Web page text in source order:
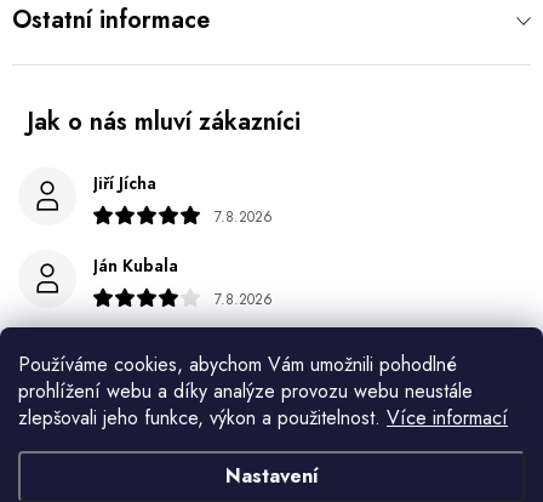
Používáme cookies, abychom Vám umožnili pohodlné
prohlížení webu a díky analýze provozu webu neustále
zlepšovali jeho funkce, výkon a použitelnost. Více informací
Nastavení
Ostatní informace
Jiří Jícha
7.8.2026
Ján Kubala
7.8.2026
anglicky .
Gabriela Březinová Vágnerová
5.8.2026